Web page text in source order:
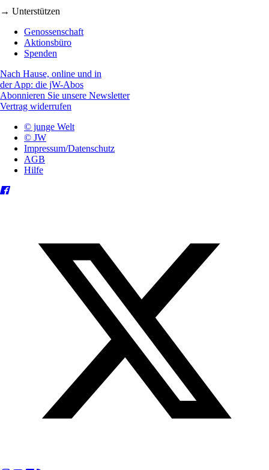
→ Unterstützen
Genossenschaft
Aktionsbüro
Spenden
Nach Hause, online und in
der App: die jW-Abos
Abonnieren Sie unsere Newsletter
Vertrag widerrufen
© junge Welt
© JW
Impressum/Datenschutz
AGB
Hilfe